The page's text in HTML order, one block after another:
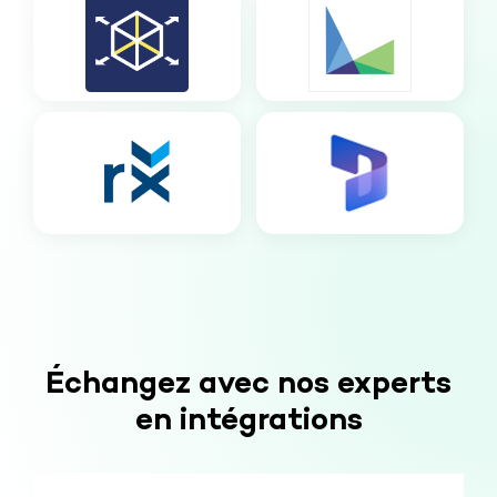
Échangez avec nos experts
en intégrations